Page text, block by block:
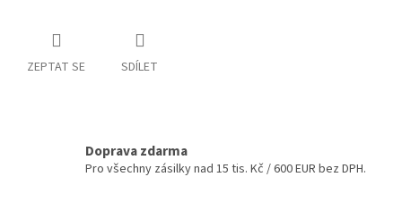
ZEPTAT SE SDÍLET
Doprava zdarma
Pro všechny zásilky nad 15 tis. Kč / 600 EUR bez DPH.